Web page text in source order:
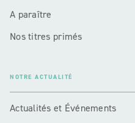
A paraître
Nos titres primés
NOTRE ACTUALITÉ
Actualités et Événements